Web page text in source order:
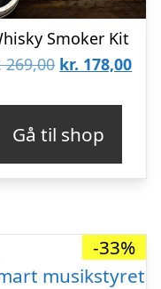
Smoker Kit
269,00 Den
var:
kr. 269,00.
kr. 178,00Den
kr.
Gå til shop
-33%